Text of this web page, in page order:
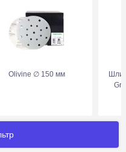
Olivine ∅ 150 мм